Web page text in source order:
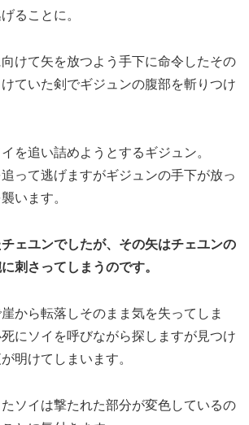
ることに。
けて矢を放つよう手下に命令したその
ていた剣でギジュンの腹部を斬りつけ
を追い詰めようとするギジュン。
って逃げますがギジュンの手下が放っ
います。
ェユンでしたが、その矢はチェユンの
刺さってしまうのです。
から転落しそのまま気を失ってしま
にソイを呼びながら探しますが見つけ
明けてしまいます。
ソイは撃たれた部分が変色しているの